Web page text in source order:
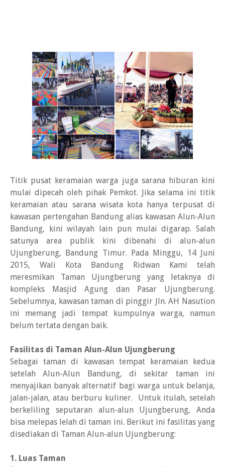
Titik pusat keramaian warga juga sarana hiburan kini
mulai dipecah oleh pihak Pemkot. Jika selama ini titik
keramaian atau sarana wisata kota hanya terpusat di
kawasan pertengahan Bandung alias kawasan Alun-Alun
Bandung, kini wilayah lain pun mulai digarap. Salah
satunya area publik kini dibenahi di alun-alun
Ujungberung, Bandung Timur. Pada Minggu, 14 Juni
2015, Wali Kota Bandung Ridwan Kami telah
meresmikan Taman Ujungberung yang letaknya di
kompleks Masjid Agung dan Pasar Ujungberung.
Sebelumnya, kawasan taman di pinggir Jln. AH Nasution
ini memang jadi tempat kumpulnya warga, namun
belum tertata dengan baik.
Fasilitas di Taman Alun-Alun Ujungberung
Sebagai taman di kawasan tempat keramaian kedua
setelah Alun-Alun Bandung, di sekitar taman ini
menyajikan banyak alternatif bagi warga untuk belanja,
jalan-jalan, atau berburu kuliner. Untuk itulah, setelah
berkeliling seputaran alun-alun Ujungberung, Anda
bisa melepas lelah di taman ini. Berikut ini fasilitas yang
disediakan di Taman Alun-alun Ujungberung:
1. Luas Taman